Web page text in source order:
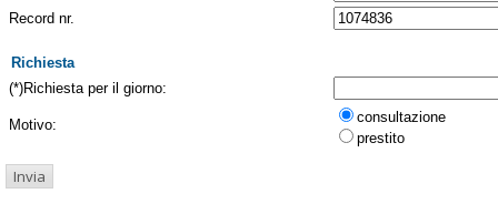
Record nr.
Richiesta
(*)Richiesta per il giorno:
Motivo:
consultazione
prestito